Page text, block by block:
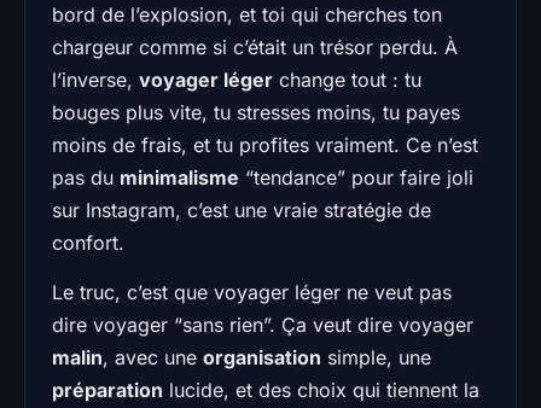
bord de l’explosion, et toi qui cherches ton
chargeur comme si c’était un trésor perdu. À
l’inverse, voyager léger change tout : tu
bouges plus vite, tu stresses moins, tu payes
moins de frais, et tu profites vraiment. Ce n’est
pas du minimalisme “tendance” pour faire joli
sur Instagram, c’est une vraie stratégie de
confort.
Le truc, c’est que voyager léger ne veut pas
dire voyager “sans rien”. Ça veut dire voyager
malin, avec une organisation simple, une
préparation lucide, et des choix qui tiennent la